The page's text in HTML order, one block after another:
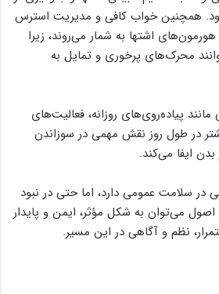
همچنین خواب کافی و مدیریت استرس
اشتها به شمار می‌روند، زیرا
محرک‌های پرخوری و تمایل به
پیاده‌روی‌های روزانه، فعالیت‌های
در طول روز نقش مهمی در سوزاندن
ایفا می‌کند.
در سلامت عمومی دارد، اما حتی در نبود
اصول می‌توان به شکل مؤثر، ایمن و پایدار
نظم و آگاهی در این مسیر.